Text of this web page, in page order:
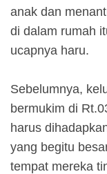
anak dan
di dalam rumah
ucapnya haru.
Sebelumnya,
bermukim di
harus
yang begitu
tempat mereka